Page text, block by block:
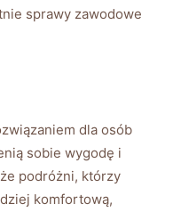
sprawy zawodowe‍
dla ⁢osób
sobie wygodę i
podróżni, którzy‍
komfortową,‌